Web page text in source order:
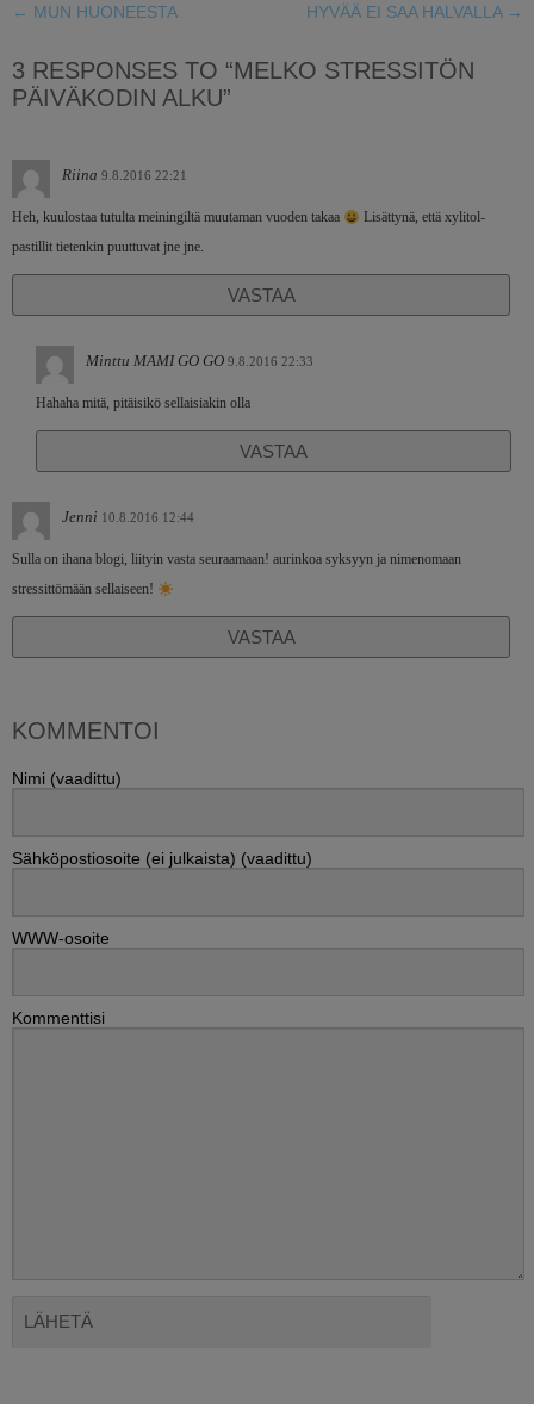
← MUN HUONEESTA HYVÄÄ EI SAA HALVALLA →
3 RESPONSES TO “MELKO STRESSITÖN
PÄIVÄKODIN ALKU”
Riina 9.8.2016 22:21
Heh, kuulostaa tutulta meiningiltä muutaman vuoden takaa
Lisättynä, että xylitol-
pastillit tietenkin puuttuvat jne jne.
VASTAA
Minttu MAMI GO GO 9.8.2016 22:33
Hahaha mitä, pitäisikö sellaisiakin olla
VASTAA
Jenni 10.8.2016 12:44
Sulla on ihana blogi, liityin vasta seuraamaan! aurinkoa syksyyn ja nimenomaan
stressittömään sellaiseen!
VASTAA
KOMMENTOI
Nimi (vaadittu)
Sähköpostiosoite (ei julkaista) (vaadittu)
WWW-osoite
Kommenttisi